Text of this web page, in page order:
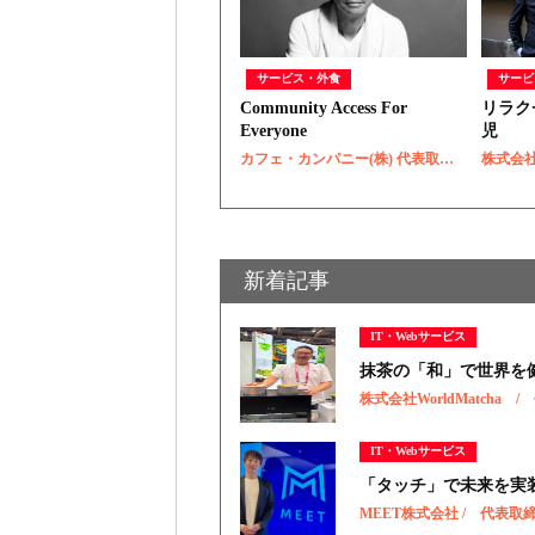
サービス・外食
Community Access For
Everyone
カフェ・カンパニー(株) 代表取締役社長 / 楠本 修二郎
サー
リラ
児
株式会
新着記事
IT・Webサービス
抹茶の「和」で世界を
株式会社WorldMatcha /
IT・Webサービス
「タッチ」で未来を
MEET株式会社 / 代表取